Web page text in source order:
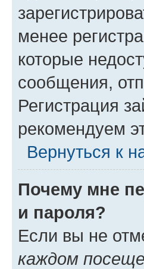
менее
которые
сообщения,
Регистрация
рекомендуем
Вернуться к
Почему мне
и пароля?
Если вы не
каждом